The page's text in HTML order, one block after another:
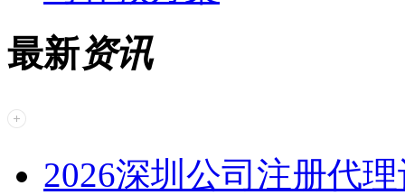
最新资讯
2026深圳公司注册代